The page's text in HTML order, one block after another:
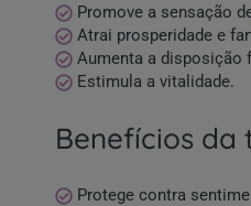
Promove a sensação
Atrai prosperidade e
Aumenta a disposição
Estimula a vitalidade.
benefícios
Protege contra